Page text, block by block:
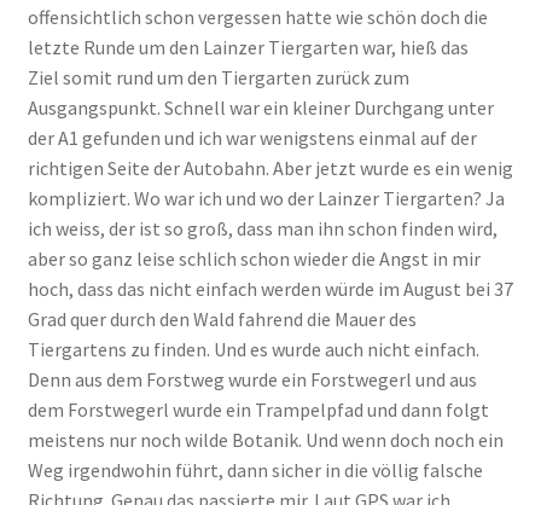
offensichtlich schon vergessen hatte wie schön doch die
letzte Runde um den Lainzer Tiergarten war, hieß das
Ziel somit rund um den Tiergarten zurück zum
Ausgangspunkt. Schnell war ein kleiner Durchgang unter
der A1 gefunden und ich war wenigstens einmal auf der
richtigen Seite der Autobahn. Aber jetzt wurde es ein wenig
kompliziert. Wo war ich und wo der Lainzer Tiergarten? Ja
ich weiss, der ist so groß, dass man ihn schon finden wird,
aber so ganz leise schlich schon wieder die Angst in mir
hoch, dass das nicht einfach werden würde im August bei 37
Grad quer durch den Wald fahrend die Mauer des
Tiergartens zu finden. Und es wurde auch nicht einfach.
Denn aus dem Forstweg wurde ein Forstwegerl und aus
dem Forstwegerl wurde ein Trampelpfad und dann folgt
meistens nur noch wilde Botanik. Und wenn doch noch ein
Weg irgendwohin führt, dann sicher in die völlig falsche
Richtung. Genau das passierte mir. Laut GPS war ich